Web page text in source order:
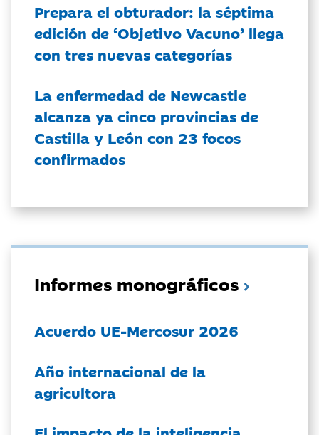
Prepara el obturador: la séptima
edición de ‘Objetivo Vacuno’ llega
con tres nuevas categorías
La enfermedad de Newcastle
alcanza ya cinco provincias de
Castilla y León con 23 focos
confirmados
Informes monográficos
Acuerdo UE-Mercosur 2026
Año internacional de la
agricultora